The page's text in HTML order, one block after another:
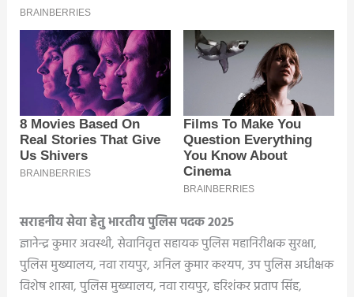
सराहनीय सेवा हेतु भारतीय पुलिस पदक 2025
ज्ञानेन्द्र कुमार अवस्थी, सेवानिवृत्त सहायक पुलिस महानिरीक्षक सुरक्षा,
पुलिस मुख्यालय, नवा रायपुर, अनिल कुमार कश्यप, उप पुलिस अधीक्षक
विशेष शाखा, पुलिस मुख्यालय, नवा रायपुर, हरिशंकर प्रताप सिंह,